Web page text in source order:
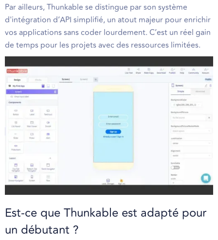
Par ailleurs, Thunkable se distingue par son système
d'intégration d’API simplifié, un atout majeur pour enrichir
vos applications sans coder lourdement. C’est un réel gain
de temps pour les projets avec des ressources limitées.
Est-ce que Thunkable est adapté pour
un débutant ?